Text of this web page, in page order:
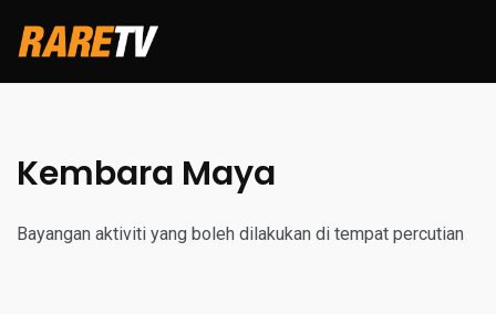
Kembara Maya
Bayangan aktiviti yang boleh dilakukan di tempat percutian